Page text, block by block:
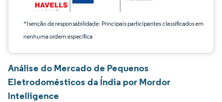
*Isenção de responsabilidade: Principais participantes classificados em
nenhuma ordem específica
Análise do Mercado de Pequenos
Eletrodomésticos da Índia por Mordor
Intelligence